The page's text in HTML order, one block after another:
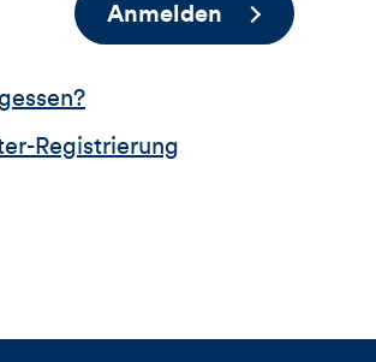
Anmelden
Registrierung